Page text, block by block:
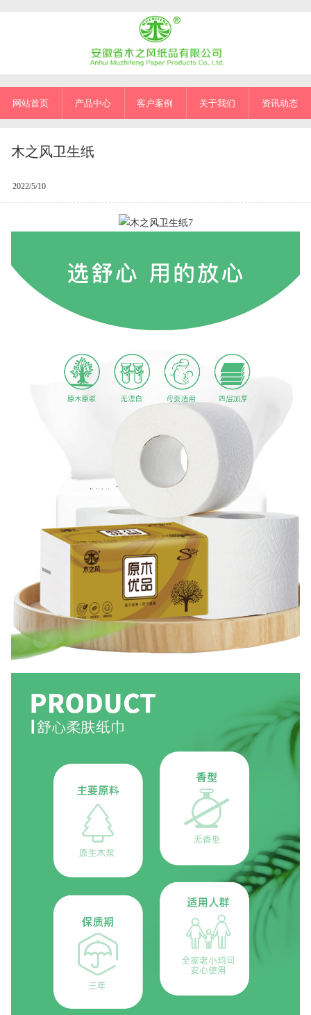
网站首页 产品中心 客户案例 关于我们 资讯动态
木之风卫生纸
2022/5/10